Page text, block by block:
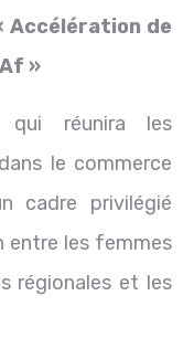
Accélération de
»
qui réunira les
le commerce
cadre privilégié
entre les femmes
régionales et les